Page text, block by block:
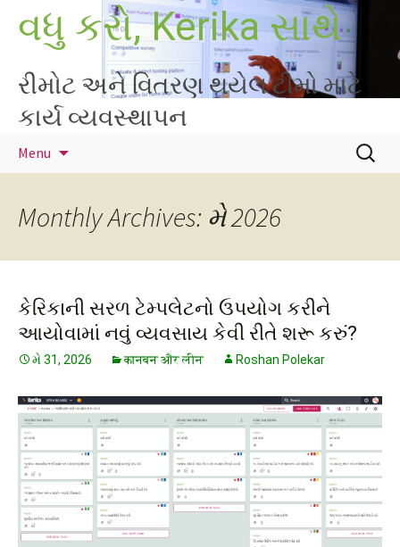
content
વધુ કરો, Kerika સાથે
રીમોટ અને વિતરણ થયેલ ટીમો માટે
કાર્ય વ્યવસ્થાપન
Menu
માટે
શોધો
Monthly Archives: મે 2026
કેરિકાની સરળ ટેમ્પલેટનો ઉપયોગ કરીને
આયોવામાં નવું વ્યવસાય કેવી રીતે શરૂ કરું?
મે 31, 2026 कानबन और लीन Roshan Polekar